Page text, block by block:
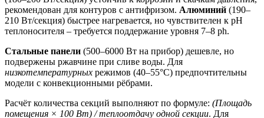
рекомендован для контуров с антифризом. Алюминий (190–
210 Вт/секция) быстрее нагревается, но чувствителен к pH
теплоносителя – требуется поддержание уровня 7–8 ph.
Стальные панели (500–6000 Вт на прибор) дешевле, но
подвержены ржавчине при сливе воды. Для
низкотемпературных режимов (40–55°C) предпочтительны
модели с конвекционными рёбрами.
Расчёт количества секций выполняют по формуле: (Площадь
помещения × 100 Вт) / теплоотдачу одной секции. Для